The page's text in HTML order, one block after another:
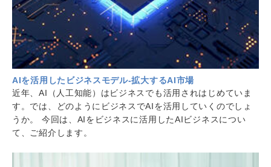
AIを活用したビジネスモデル-拡大するAI市場
近年、AI（人工知能）はビジネスでも活用されはじめていま
す。では、どのようにビジネスでAIを活用していくのでしょ
うか。 今回は、AIをビジネスに活用したAIビジネスについ
て、ご紹介します。